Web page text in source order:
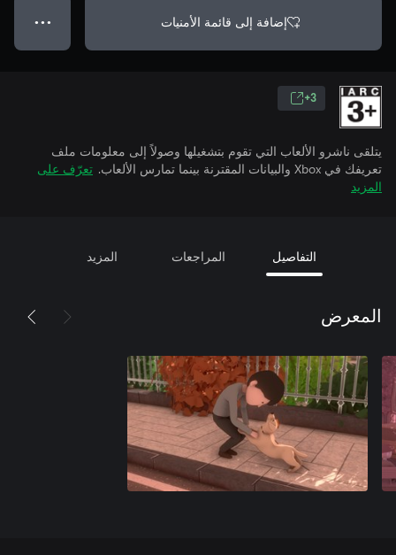
إضافة إلى قائمة الأمنيات ● ● ●
3+
يتلقى ناشرو الألعاب التي تقوم بتشغيلها وصولاً إلى معلومات ملف
تعريفك في Xbox والبيانات المقترنة بينما تمارس الألعاب.
تعرّف على
المزيد
التفاصيل المراجعات المزيد
المعرض